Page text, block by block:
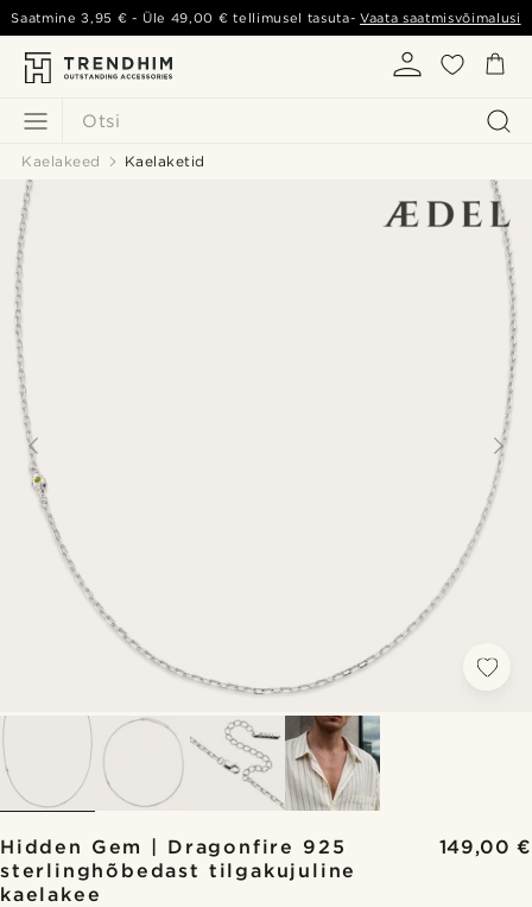
Otsi
Saatmine3,95 € - Üle 49,00 € tellimusel tasuta-Vaata saatmisvõimalusi
Kaelakeed Kaelaketid
Hidden Gem | Dragonfire 925
sterlinghõbedast tilgakujuline
kaelakee
149,00 €